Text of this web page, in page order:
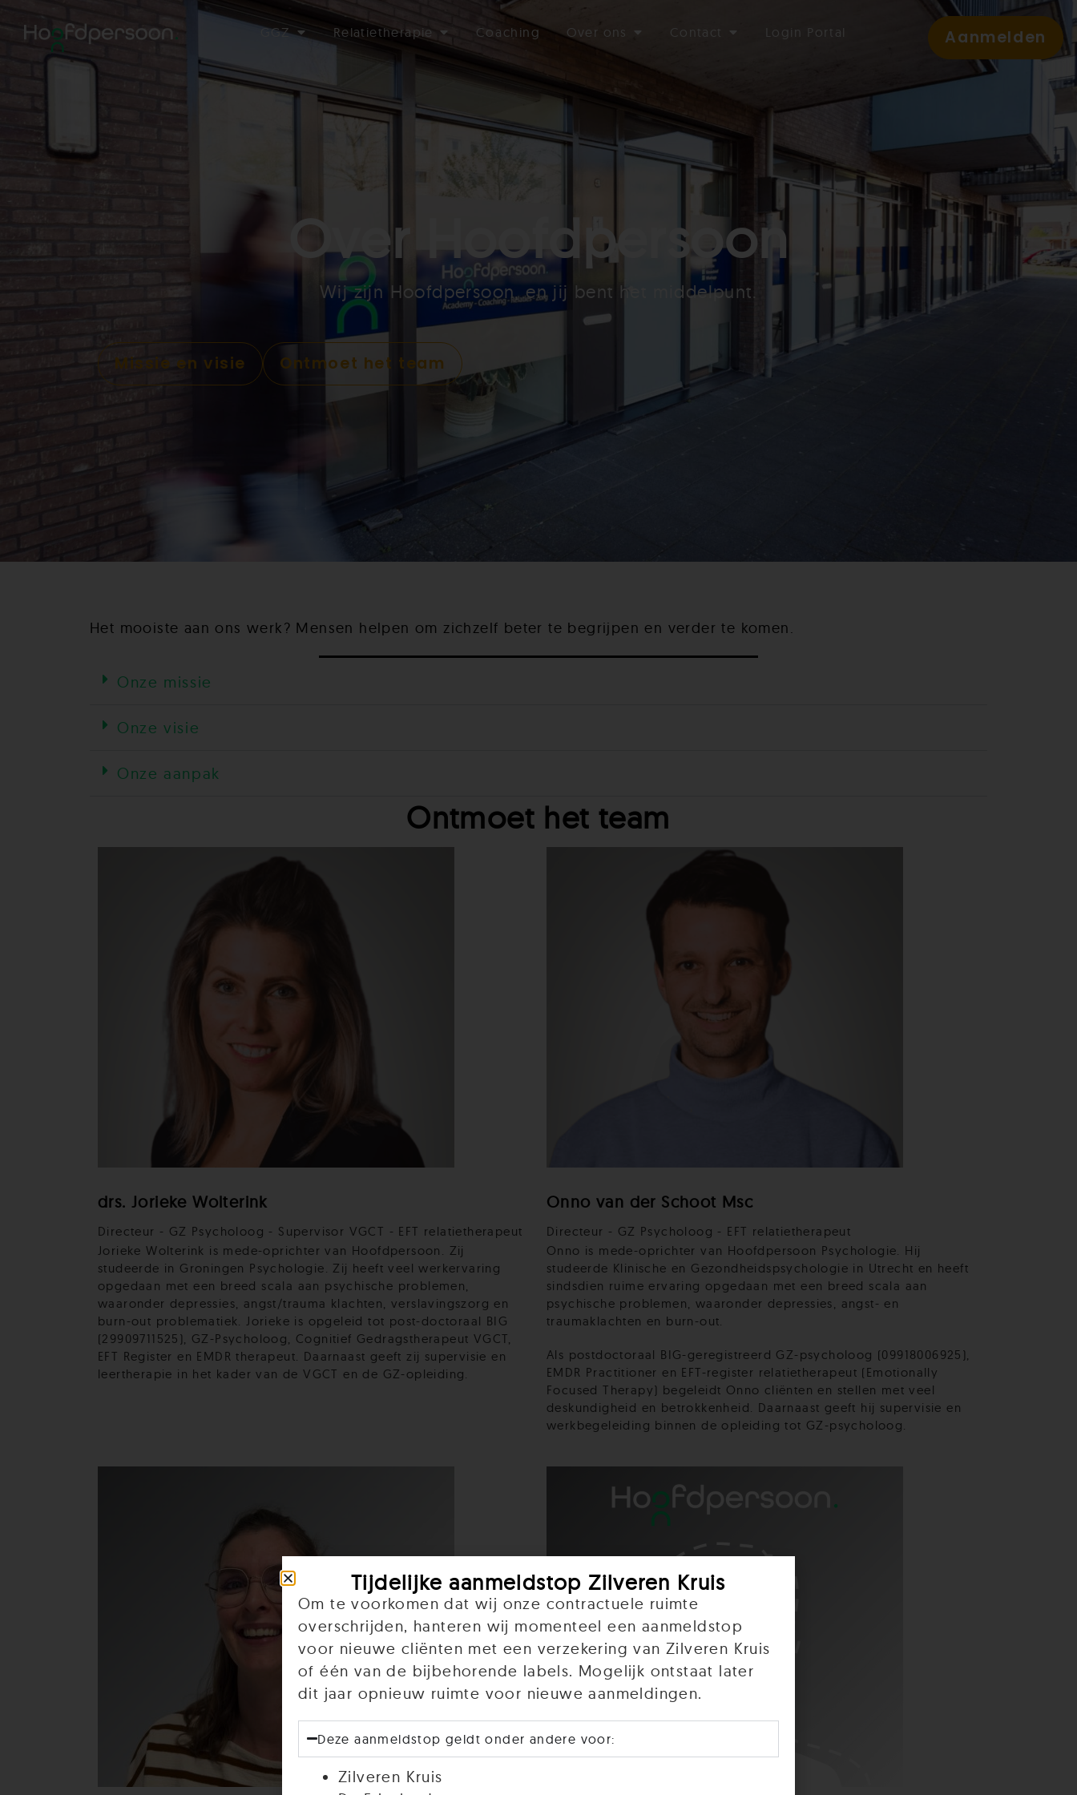
GGZ Relatietherapie Coaching Over ons Contact Login Portal Aanmelden
Over Hoofdpersoon
Wij zijn Hoofdpersoon, en jij bent het middelpunt.
Missie en visie Ontmoet het team
Het mooiste aan ons werk? Mensen helpen om zichzelf beter te begrijpen en verder te komen.
Onze missie
Onze visie
Onze aanpak
Ontmoet het team
drs. Jorieke Wolterink
Directeur - GZ Psycholoog - Supervisor VGCT - EFT relatietherapeut
Jorieke Wolterink is mede-oprichter van Hoofdpersoon. Zij
studeerde in Groningen Psychologie. Zij heeft veel werkervaring
opgedaan met een breed scala aan psychische problemen,
waaronder depressies, angst/trauma klachten, verslavingszorg en
burn-out problematiek. Jorieke is opgeleid tot post-doctoraal BIG
(29909711525), GZ-Psycholoog, Cognitief Gedragstherapeut VGCT,
EFT Register en EMDR therapeut. Daarnaast geeft zij supervisie en
leertherapie in het kader van de VGCT en de GZ-opleiding.
Onno van der Schoot Msc
Directeur - GZ Psycholoog - EFT relatietherapeut
Onno is mede-oprichter van Hoofdpersoon Psychologie. Hij
studeerde Klinische en Gezondheidspsychologie in Utrecht en heeft
sindsdien ruime ervaring opgedaan met een breed scala aan
psychische problemen, waaronder depressies, angst- en
traumaklachten en burn-out.
Als postdoctoraal BIG-geregistreerd GZ-psycholoog (09918006925),
EMDR Practitioner en EFT-register relatietherapeut (Emotionally
Focused Therapy) begeleidt Onno cliënten en stellen met veel
deskundigheid en betrokkenheid. Daarnaast geeft hij supervisie en
werkbegeleiding binnen de opleiding tot GZ-psycholoog.
Tijdelijke aanmeldstop Zilveren Kruis
Om te voorkomen dat wij onze contractuele ruimte
overschrijden, hanteren wij momenteel een aanmeldstop
voor nieuwe cliënten met een verzekering van Zilveren Kruis
of één van de bijbehorende labels. Mogelijk ontstaat later
dit jaar opnieuw ruimte voor nieuwe aanmeldingen.
Deze aanmeldstop geldt onder andere voor:
Zilveren Kruis